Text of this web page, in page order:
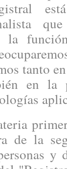
la
tanto
en la
de la
y